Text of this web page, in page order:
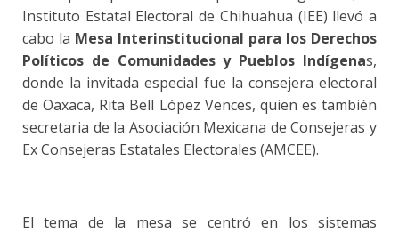
Instituto Estatal Electoral de Chihuahua (IEE) llevó a
cabo la Mesa Interinstitucional para los Derechos
Políticos de Comunidades y Pueblos Indígenas,
donde la invitada especial fue la consejera electoral
de Oaxaca, Rita Bell López Vences, quien es también
secretaria de la Asociación Mexicana de Consejeras y
Ex Consejeras Estatales Electorales (AMCEE).
El tema de la mesa se centró en los sistemas